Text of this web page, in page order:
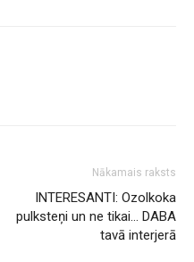
Nākamais raksts
INTERESANTI: Ozolkoka
pulksteņi un ne tikai… DABA
tavā interjerā